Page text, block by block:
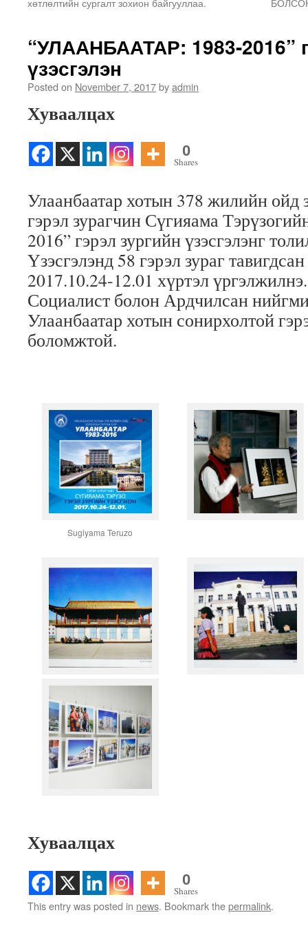
“УЛААНБААТАР: 1983-2016”
үзэсгэлэн
Posted on November 7, 2017byadmin
Хуваалцах
0
Shares
Улаанбаатар хотын 378 жилийн ойд
гэрэл зурагчин Сүгияама
2016” гэрэл зургийн үзэсгэлэнг
Үзэсгэлэнд 58 гэрэл зураг
2017.10.24-12.01 хүртэл
Социалист болон Ардчилсан
Улаанбаатар хотын сонирхолтой
боломжтой.
Sugiyama Teruzo
Хуваалцах
0
Shares
This entry was posted in news. Bookmark thepermalink.